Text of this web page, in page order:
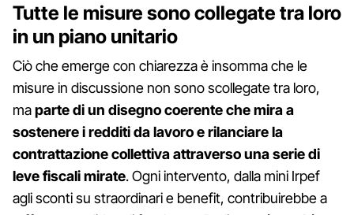
Tutte le misure sono collegate tra loro
in un piano unitario
Ciò che emerge con chiarezza è insomma che le
misure in discussione non sono scollegate tra loro,
maparte di un disegno coerente che mira a
sostenere i redditi da lavoro e rilanciare la
contrattazione collettiva attraverso una serie di
leve fiscali mirate. Ogni intervento, dalla mini Irpef
agli sconti su straordinari e benefit, contribuirebbe a